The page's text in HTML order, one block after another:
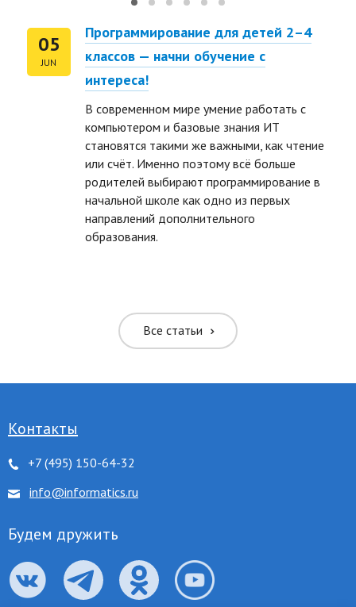
05
JUN
Программирование для детей 2–4
классов — начни обучение с
интереса!
В современном мире умение работать с
компьютером и базовые знания ИТ
становятся такими же важными, как чтение
или счёт. Именно поэтому всё больше
родителей выбирают программирование в
начальной школе как одно из первых
направлений дополнительного
образования.
Все статьи
Контакты
+7 (495) 150-64-32
info@informatics.ru
Будем дружить
размер текста
размер текста
межбуквенное
межстрочное
цвета
ссылки